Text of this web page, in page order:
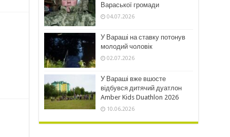
Вараської громади
04.07.2026
У Вараші на ставку потонув
молодий чоловік
02.07.2026
У Вараші вже вшосте
відбувся дитячий дуатлон
Amber Kids Duathlon 2026
10.06.2026